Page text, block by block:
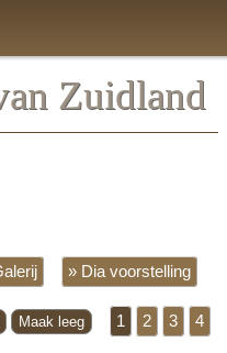
Zuidland
» Dia voorstelling
1 2 3
4